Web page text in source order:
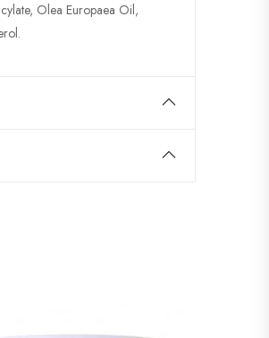
Olea Europaea Oil,